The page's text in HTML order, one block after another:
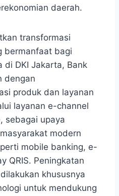
daerah.
transformasi
bermanfaat bagi
di DKI Jakarta, Bank
dengan
produk dan layanan
layanan e-channel
sebagai upaya
modern
mobile banking, e-
QRIS. Peningkatan
khususnya
untuk mendukung